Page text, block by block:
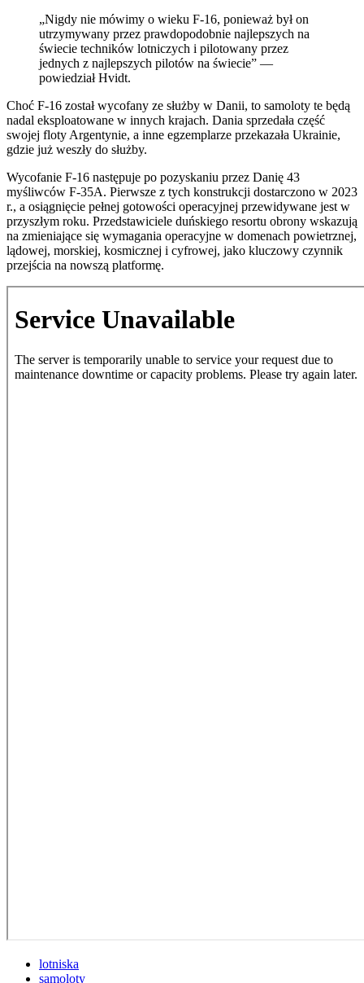
„Nigdy nie mówimy o wieku F-16, ponieważ był on
utrzymywany przez prawdopodobnie najlepszych na
świecie techników lotniczych i pilotowany przez
jednych z najlepszych pilotów na świecie” —
powiedział Hvidt.
Choć F-16 został wycofany ze służby w Danii, to samoloty te będą
nadal eksploatowane w innych krajach. Dania sprzedała część
swojej floty Argentynie, a inne egzemplarze przekazała Ukrainie,
gdzie już weszły do służby.
Wycofanie F-16 następuje po pozyskaniu przez Danię 43
myśliwców F-35A. Pierwsze z tych konstrukcji dostarczono w 2023
r., a osiągnięcie pełnej gotowości operacyjnej przewidywane jest w
przyszłym roku. Przedstawiciele duńskiego resortu obrony wskazują
na zmieniające się wymagania operacyjne w domenach powietrznej,
lądowej, morskiej, kosmicznej i cyfrowej, jako kluczowy czynnik
przejścia na nowszą platformę.
lotniska
samoloty